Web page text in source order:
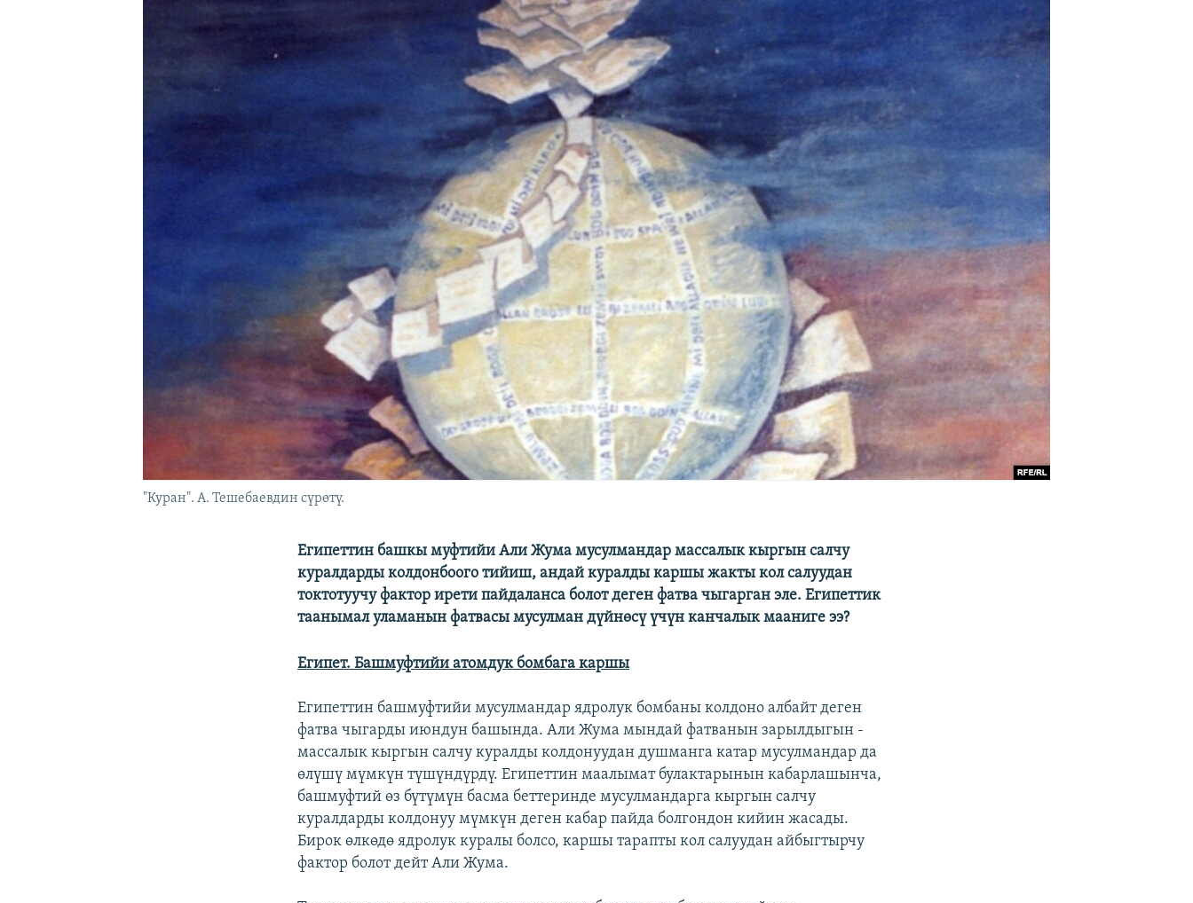
"Куран". А. Тешебаевдин сүрөтү.
Египеттин башкы муфтийи Али Жума мусулмандар массалык кыргын салчу
куралдарды колдонбоого тийиш, андай куралды каршы жакты кол салуудан
токтотуучу фактор ирети пайдаланса болот деген фатва чыгарган эле. Египеттик
таанымал уламанын фатвасы мусулман дүйнөсү үчүн канчалык мааниге ээ?
Египет. Башмуфтийи атомдук бомбага каршы
Египеттин башмуфтийи мусулмандар ядролук бомбаны колдоно албайт деген
фатва чыгарды июндун башында. Али Жума мындай фатванын зарылдыгын -
массалык кыргын салчу куралды колдонуудан душманга катар мусулмандар да
өлүшү мүмкүн түшүндүрдү. Египеттин маалымат булактарынын кабарлашынча,
башмуфтий өз бүтүмүн басма беттеринде мусулмандарга кыргын салчу
куралдарды колдонуу мүмкүн деген кабар пайда болгондон кийин жасады.
Бирок өлкөдө ядролук куралы болсо, каршы тарапты кол салуудан айбыгтырчу
фактор болот дейт Али Жума.